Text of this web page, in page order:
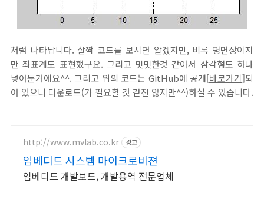
처럼 나타납니다. 살짝 코드를 보시면 알겠지만, 비록 평면상이지
만 좌표계도 표현했구요. 그리고 밋밋한것 같아서 삼각형도 하나
넣어둔거에요^^. 그리고 위의 코드는 GitHub에 공개[바로가기]되
어 있으니 다운로드(가 필요할 것 같진 않지만^^)하실 수 있습니다.
http://www.mvlab.co.kr 광고
임베디드 시스템 마이크로비젼
임베디드 개발보드, 개발용역 전문업체